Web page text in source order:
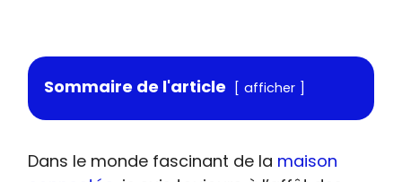
Sommaire de l'article afficher
Dans le monde fascinant de la maison